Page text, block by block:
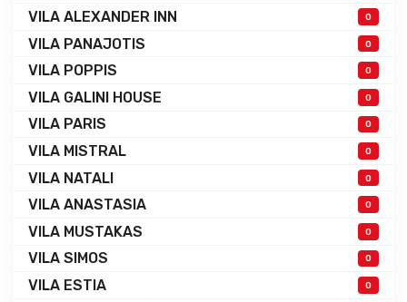
VILA ALEXANDER INN 0
VILA PANAJOTIS 0
VILA POPPIS 0
VILA GALINI HOUSE 0
VILA PARIS 0
VILA MISTRAL 0
VILA NATALI 0
VILA ANASTASIA 0
VILA MUSTAKAS 0
VILA SIMOS 0
VILA ESTIA 0